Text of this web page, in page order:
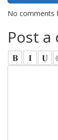
No comments
Post